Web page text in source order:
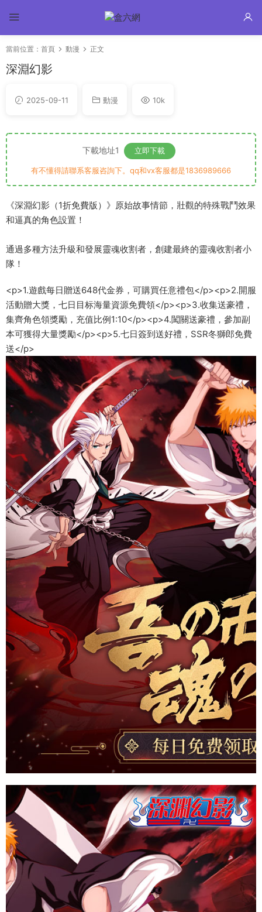
當前位置： 首頁 動漫 正文
深淵幻影
2025-09-11 動漫 10k
下載地址1 立即下載
有不懂得請聯系客服咨詢下。qq和vx客服都是1836989666
《深淵幻影（1折免費版）》原始故事情節，壯觀的特殊戰鬥效果
和逼真的角色設置！
通過多種方法升級和發展靈魂收割者，創建最終的靈魂收割者小
隊！
<p>1.遊戲每日贈送648代金券，可購買任意禮包</p><p>2.開服
活動贈大獎，七日目标海量資源免費領</p><p>3.收集送豪禮，
集齊角色領獎勵，充值比例1:10</p><p>4.闖關送豪禮，參加副
本可獲得大量獎勵</p><p>5.七日簽到送好禮，SSR冬獅郎免費
送</p>